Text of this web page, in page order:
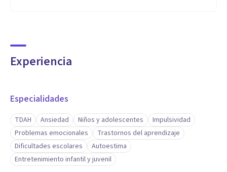
Experiencia
Especialidades
TDAH Ansiedad Niños y adolescentes
Impulsividad
Problemas emocionales
Trastornos del aprendizaje
Dificultades escolares
Autoestima
Entretenimiento infantil y juvenil